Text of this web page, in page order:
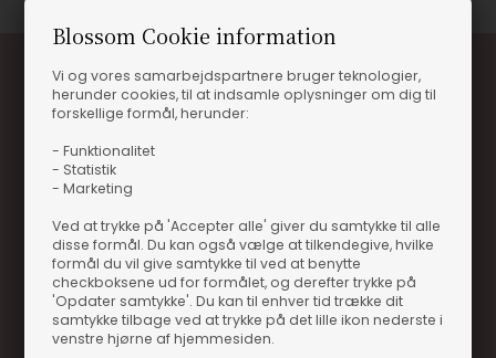
Blossom Cookie information
Vi og vores samarbejdspartnere bruger teknologier,
herunder cookies, til at indsamle oplysninger om dig til
forskellige formål, herunder:
- Funktionalitet
- Statistik
- Marketing
Ved at trykke på 'Accepter alle' giver du samtykke til alle
disse formål. Du kan også vælge at tilkendegive, hvilke
formål du vil give samtykke til ved at benytte
checkboksene ud for formålet, og derefter trykke på
'Opdater samtykke'. Du kan til enhver tid trække dit
samtykke tilbage ved at trykke på det lille ikon nederste i
venstre hjørne af hjemmesiden.
Særlige, eksklusive tilbud kun til klubkunder
Brug dine point allerede på næste køb
.... og mange flere fordele